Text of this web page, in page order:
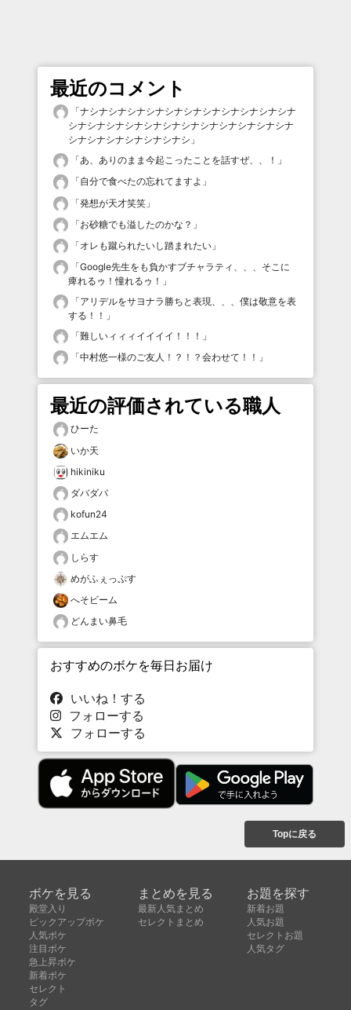
最近のコメント
「ナシナシナシナシナシナシナシナシナシナシナシナ
シナシナシナシナシナシナシナシナシナシナシナシナ
シナシナシナシナシナシナシ 」
「あ、ありのまま今起こったことを話すぜ、、！ 」
「自分で食べたの忘れてますよ 」
「発想が天才笑笑 」
「お砂糖でも溢したのかな？ 」
「オレも蹴られたいし踏まれたい 」
「Google先生をも負かすブチャラティ、、、そこに
痺れるゥ！憧れるゥ！ 」
「アリデルをサヨナラ勝ちと表現、、、僕は敬意を表
する！！ 」
「難しいィィィイイイイ！！！ 」
「中村悠一様のご友人！？！？会わせて！！ 」
最近の評価されている職人
ひーた
いか天
hikiniku
ダバダバ
kofun24
エムエム
しらす
めがふぇっぷす
へそビーム
どんまい鼻毛
おすすめのボケを毎日お届け
いいね！する
フォローする
フォローする
Topに戻る
ボケを見る
殿堂入り
ピックアップボケ
人気ボケ
注目ボケ
急上昇ボケ
新着ボケ
セレクト
タグ
まとめを見る
最新人気まとめ
セレクトまとめ
お題を探す
新着お題
人気お題
セレクトお題
人気タグ